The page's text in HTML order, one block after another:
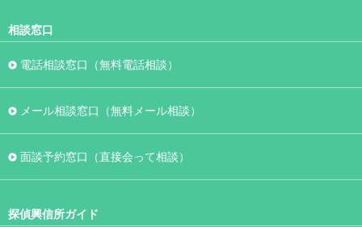
相談窓口
電話相談窓口（無料電話相談）
メール相談窓口（無料メール相談）
面談予約窓口（直接会って相談）
探偵興信所ガイド